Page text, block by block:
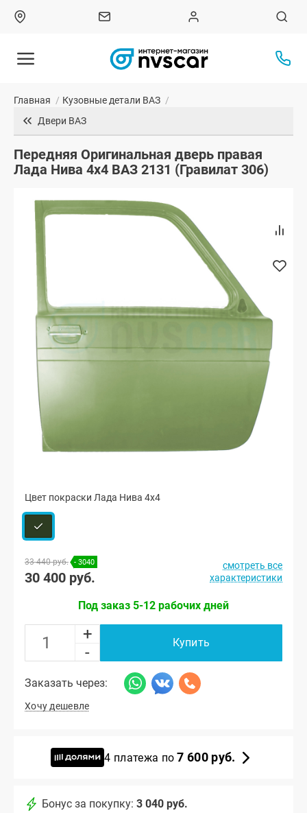
Главная / Кузовные детали ВАЗ /
Двери ВАЗ
Передняя Оригинальная дверь правая
Лада Нива 4х4 ВАЗ 2131 (Гравилат 306)
Цвет покраски Лада Нива 4х4
33 440 руб. - 3040
30 400 руб.
смотреть все
характеристики
Под заказ 5-12 рабочих дней
+
-
Купить
Заказать через:
Хочу дешевле
4 платежа по7 600 руб.
Бонус за покупку: 3 040 руб.